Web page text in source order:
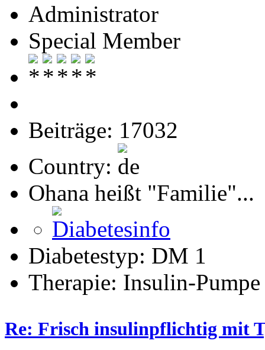
Administrator
Special Member
Beiträge: 17032
Country:
Ohana heißt "Familie"...
Diabetestyp: DM 1
Therapie: Insulin-Pumpe
Re: Frisch insulinpflichtig mit